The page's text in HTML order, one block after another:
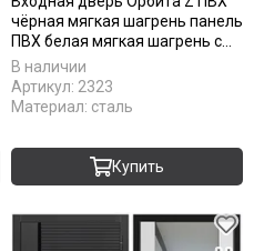
чёрная мягкая шагрень панель
ПВХ белая мягкая шагрень с
зеркалом Z
В наличии
Артикул: 2323
Материал: сталь
Купить